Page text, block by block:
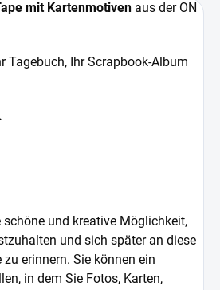
mit Kartenmotiven aus der ON
Tagebuch, Ihr Scrapbook-Album
und kreative Möglichkeit,
und sich später an diese
erinnern. Sie können ein
in dem Sie Fotos, Karten,